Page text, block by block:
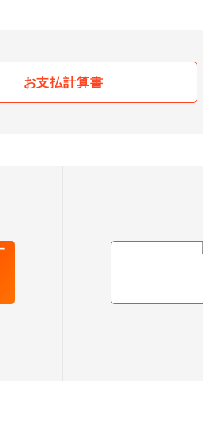
お支払計算書